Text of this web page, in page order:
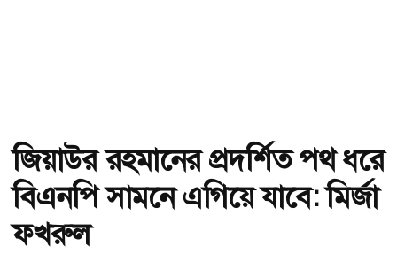
জিয়াউর রহমানের প্রদর্শিত পথ ধরে
বিএনপি সামনে এগিয়ে যাবে: মির্জা
ফখরুল